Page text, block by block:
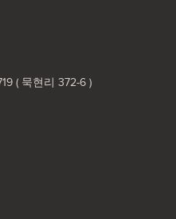
( 묵현리 372-6 )